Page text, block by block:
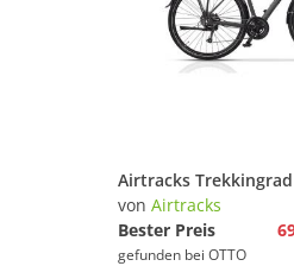
von Airtracks
Bester Preis
gefunden bei OTTO